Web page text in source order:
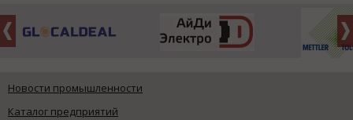
Новости промышленности
Каталог предприятий